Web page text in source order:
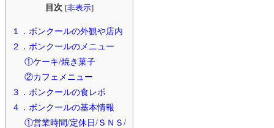
目次 [非表示]
１．ボンクールの外観や店内
２．ボンクールのメニュー
①ケーキ/焼き菓子
②カフェメニュー
３．ボンクールの食レポ
４．ボンクールの基本情報
①営業時間/定休日/ＳＮＳ/